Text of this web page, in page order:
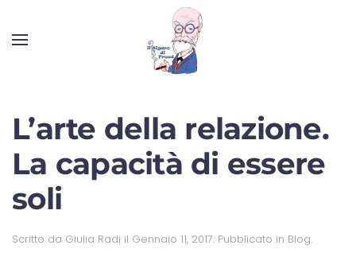
L’arte della relazione.
La capacità di essere
soli
Scritto da Giulia Radi il Gennaio 11, 2017. Pubblicato in Blog.